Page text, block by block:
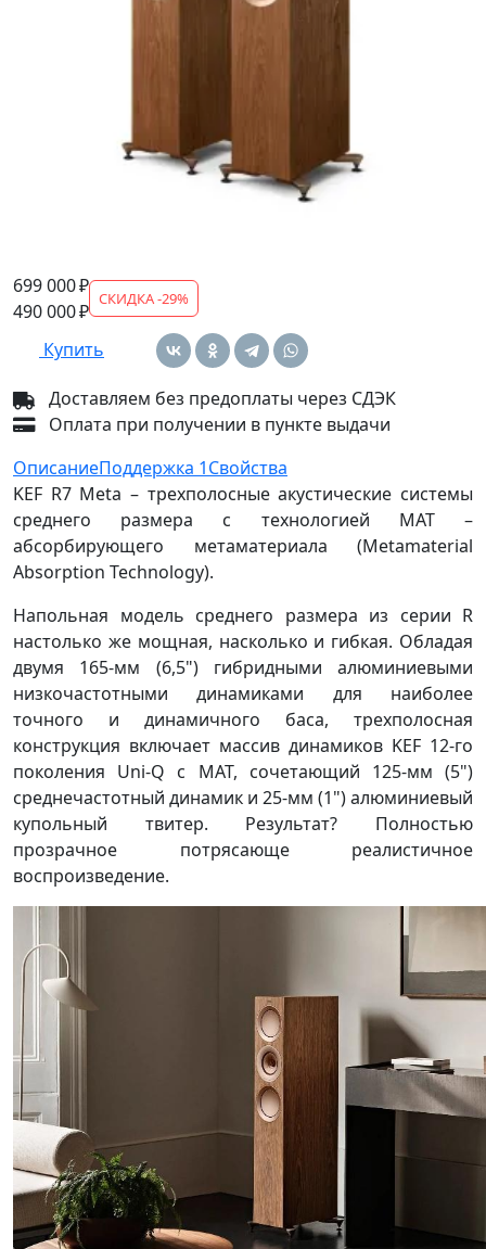
Артикул: SP4055B1AA
Напольная акустическая система, серия: R Series, 3-
кГц, чувствительность: 88 дБ, сопротивление: 4 Ом,
габариты: 1109×311×384 мм, вес: 29,3 кг.
699 000 ₽
490 000 ₽
СКИДКА -29%
Купить
Доставляем без предоплаты через СДЭК
Оплата при получении в пункте выдачи
ОписаниеПоддержка 1Свойства
KEF R7 Meta – трехполосные акустические системы
среднего размера с технологией MAT –
абсорбирующего метаматериала (Metamaterial
Absorption Technology).
Напольная модель среднего размера из серии R
настолько же мощная, насколько и гибкая. Обладая
двумя 165-мм (6,5") гибридными алюминиевыми
низкочастотными динамиками для наиболее
точного и динамичного баса, трехполосная
конструкция включает массив динамиков KEF 12-го
поколения Uni-Q с MAT, сочетающий 125-мм (5")
среднечастотный динамик и 25-мм (1") алюминиевый
купольный твитер. Результат? Полностью
прозрачное потрясающе реалистичное
воспроизведение.